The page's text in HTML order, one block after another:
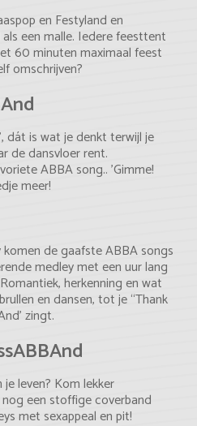
en Festyland en
een malle. Iedere feesttent
60 minuten maximaal feest
omschrijven?
dát is wat je denkt terwijl je
de dansvloer rent.
ABBA song.. ’Gimme!
meer!
de gaafste ABBA songs
medley met een uur lang
herkenning en wat
en dansen, tot je ‘‘Thank
zingt.
je leven? Kom lekker
een stoffige coverband
met sexappeal en pit!